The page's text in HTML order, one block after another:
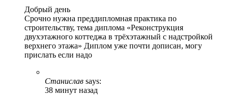
Добрый день
Срочно нужна преддипломная практика по
строительству, тема диплома «Реконструкция
двухэтажного коттеджа в трёхэтажный с надстройкой
верхнего этажа» Диплом уже почти дописан, могу
прислать если надо
Станислав says:
38 минут назад